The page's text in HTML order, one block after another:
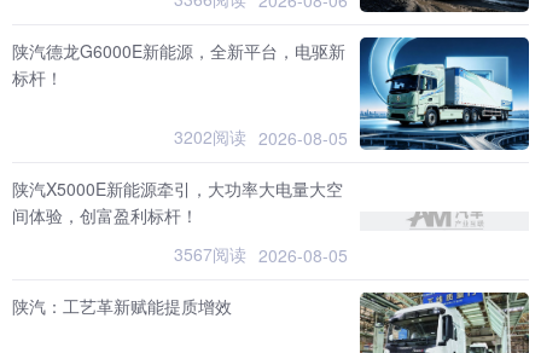
陕汽德龙G6000E新能源，全新平台，电驱新
标杆！
3202阅读 2026-08-05
陕汽X5000E新能源牵引，大功率大电量大空
间体验，创富盈利标杆！
3567阅读 2026-08-05
陕汽：工艺革新赋能提质增效